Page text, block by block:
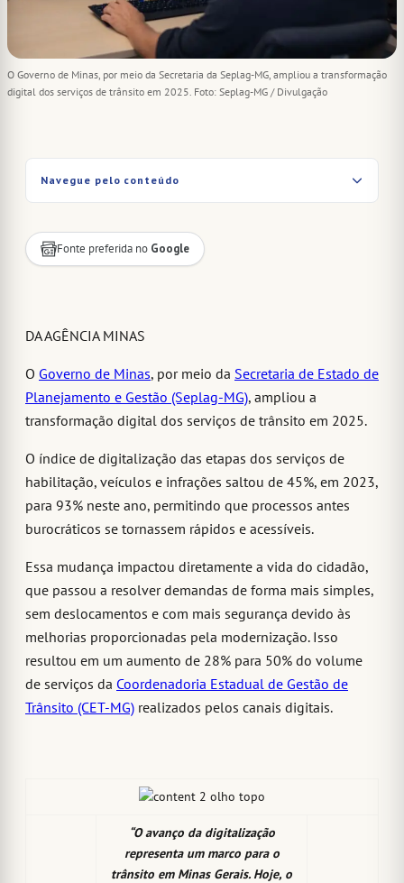
O Governo de Minas, por meio da Secretaria da Seplag-MG, ampliou a transformação
digital dos serviços de trânsito em 2025. Foto: Seplag-MG / Divulgação
Navegue pelo conteúdo
Fonte preferida no Google
DA AGÊNCIA MINAS
O Governo de Minas, por meio da Secretaria de Estado de
Planejamento e Gestão (Seplag-MG), ampliou a
transformação digital dos serviços de trânsito em 2025.
O índice de digitalização das etapas dos serviços de
habilitação, veículos e infrações saltou de 45%, em 2023,
para 93% neste ano, permitindo que processos antes
burocráticos se tornassem rápidos e acessíveis.
Essa mudança impactou diretamente a vida do cidadão,
que passou a resolver demandas de forma mais simples,
sem deslocamentos e com mais segurança devido às
melhorias proporcionadas pela modernização. Isso
resultou em um aumento de 28% para 50% do volume
de serviços da Coordenadoria Estadual de Gestão de
Trânsito (CET-MG) realizados pelos canais digitais.
“O avanço da digitalização
representa um marco para o
trânsito em Minas Gerais. Hoje, o